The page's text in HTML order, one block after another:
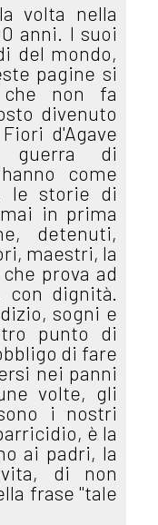
volta nella
anni. I suoi
del mondo,
pagine si
che non fa
divenuto
d'Agave
guerra di
come
le storie di
in prima
detenuti,
maestri, la
prova ad
dignità.
sogni e
punto di
di fare
nei panni
volte, gli
i nostri
è la
ai padri, la
di non
frase "tale